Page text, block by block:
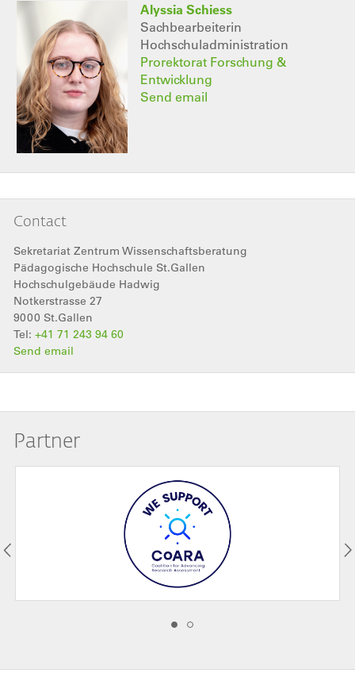
Alyssia Schiess
Sachbearbeiterin
Hochschuladministration
Prorektorat Forschung &
Entwicklung
Send email
Contact
Sekretariat Zentrum Wissenschaftsberatung
Pädagogische Hochschule St.Gallen
Hochschulgebäude Hadwig
Notkerstrasse 27
9000 St.Gallen
Tel: +41 71 243 94 60
Send email
Partner